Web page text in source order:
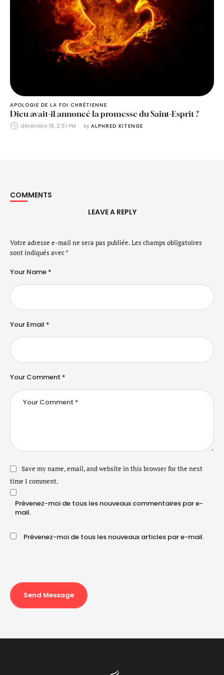
APOLOGIE DE LA FOI CHRÉTIENNE
Dieu avait-il annoncé la promesse du Saint-Esprit ?
décembre 18, 2:51 PM by ALPHRED KITENGE
COMMENTS
LEAVE A REPLY
Votre adresse e-mail ne sera pas publiée.Les champs obligatoires
sont indiqués avec*
Your Comment *
Your Name *
Your Email *
Save my name, email, and website in this browser for the next
time I comment.
Prévenez-moi de tous les nouveaux commentaires par e-
mail.
Prévenez-moi de tous les nouveaux articles par e-mail.
Send Message